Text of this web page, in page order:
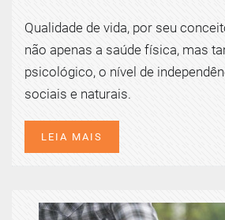
Qualidade de vida, por seu
não apenas a saúde física, mas
psicológico, o nível de
sociais e naturais.
LEIA MAIS